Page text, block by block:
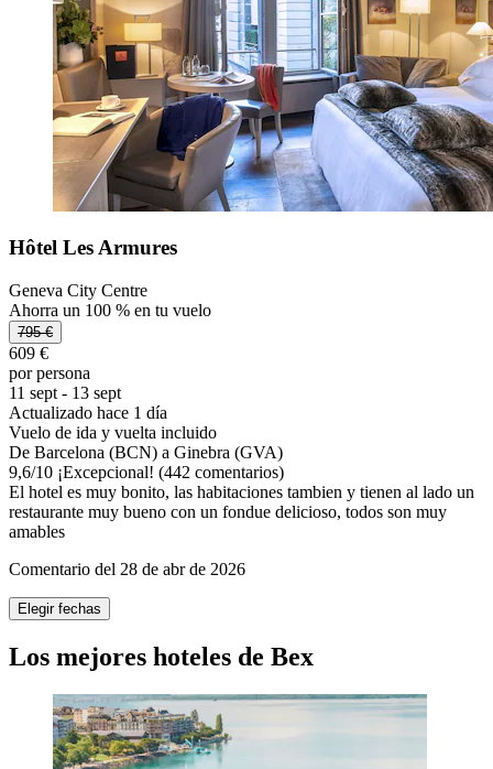
Hôtel Les Armures
Geneva City Centre
Ahorra un 100 % en tu vuelo
795 €
609 €
por persona
11 sept - 13 sept
Actualizado hace 1 día
Vuelo de ida y vuelta incluido
De Barcelona (BCN) a Ginebra (GVA)
9,6/10 ¡Excepcional! (442 comentarios)
El hotel es muy bonito, las habitaciones tambien y tienen al lado un
restaurante muy bueno con un fondue delicioso, todos son muy
amables
Comentario del 28 de abr de 2026
Elegir fechas
Los mejores hoteles de Bex